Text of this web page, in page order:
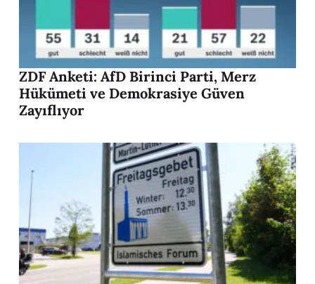
ZDF Anketi: AfD Birinci Parti, Merz
Hükümeti ve Demokrasiye Güven
Zayıflıyor